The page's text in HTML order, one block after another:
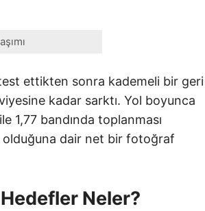
ettikten sonra kademeli bir geri
kadar sarktı. Yol boyunca
1,77 bandında toplanması
olduğuna dair net bir fotoğraf
Neler?